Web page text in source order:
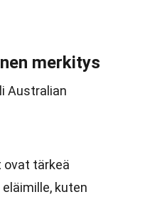
merkitys
Australian
ovat tärkeä
kuten